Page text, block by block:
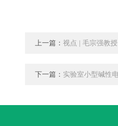
上一篇： 视点 | 毛宗强教
下一篇： 实验室小型碱性